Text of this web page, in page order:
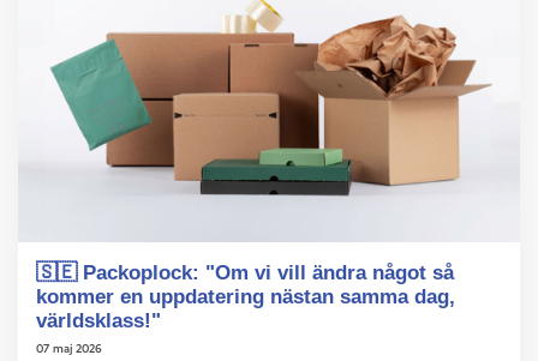
🇸🇪 Packoplock: "Om vi vill ändra något så
kommer en uppdatering nästan samma dag,
världsklass!"
07 maj 2026